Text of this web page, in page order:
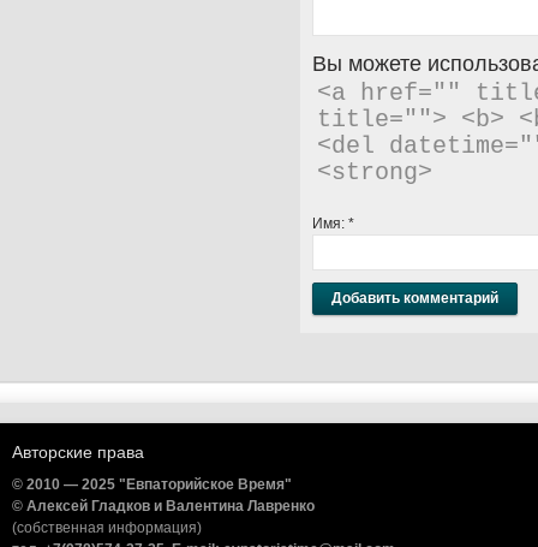
Вы можете
<a href=""
title=""> <b>
<del
<strong>
Имя: *
Авторские права
© 2010 — 2025 "Евпаторийское Время"
© Алексей Гладков и Валентина Лавренко
(собственная информация)